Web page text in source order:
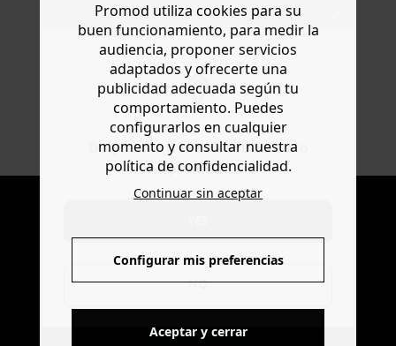
Do you want to be redirected to
www.promod.com ?
NO
DEVOLUCIONES
posibles durante 30 días
PAGO SEGURO
Visa, PayPal, Apple Pay, Paypal, Multibanco
NEWSLETTER
Promod utiliza cookies para su
buen funcionamiento, para medir la
audiencia, proponer servicios
adaptados y ofrecerte una
publicidad adecuada según tu
comportamiento. Puedes
configurarlos en cualquier
momento y consultar nuestra
política de confidencialidad.
Continuar sin aceptar
Configurar mis preferencias
Aceptar y cerrar